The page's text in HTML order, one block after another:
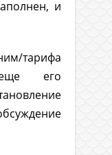
и
его